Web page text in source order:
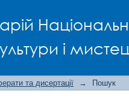
і
та дисертації → Пошук